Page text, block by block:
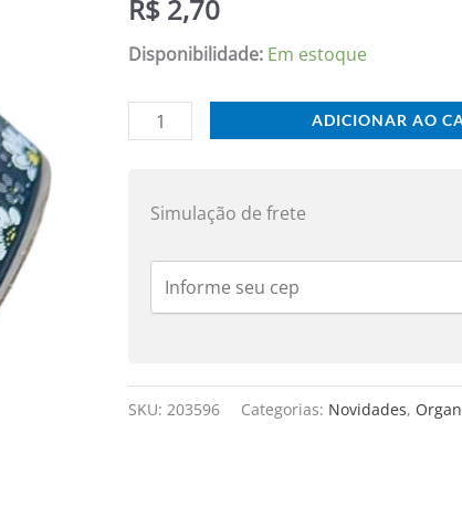
R$ 2,70
Disponibilidade: Em estoque
38
MM
-
METRO
ADICIONAR AO
Simulação de frete
SKU: 203596 Categorias: Novidades,